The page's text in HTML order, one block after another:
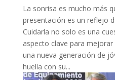
La sonrisa es mucho más
presentación es un reflejo
Cuidarla no solo es una
aspecto clave para mejorar
una nueva generación de
huella con su...